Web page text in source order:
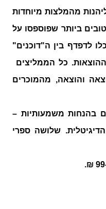
מהמלצות מיוחדות
ביותר שפוספסו על
לדפדף בין ה"דוכנים"
כל הממליצים
והוצאה, מהמוכרים
בהנחות משמעותיות –
הדיגיטלית. שלושה ספרי